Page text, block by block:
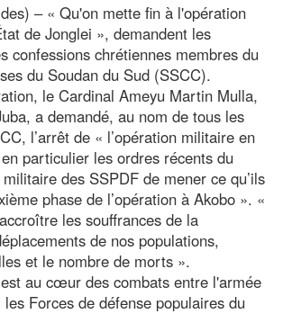
– « Qu'on mette fin à l'opération
de Jonglei », demandent les
confessions chrétiennes membres du
du Soudan du Sud (SSCC).
le Cardinal Ameyu Martin Mulla,
a demandé, au nom de tous les
l’arrêt de « l’opération militaire en
particulier les ordres récents du
des SSPDF de mener ce qu’ils
phase de l’opération à Akobo ». «
les souffrances de la
de nos populations,
et le nombre de morts ».
au cœur des combats entre l'armée
Forces de défense populaires du